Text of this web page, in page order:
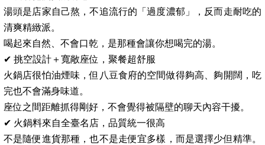
湯頭是店家自己熬，不追流行的「過度濃郁」，反而走耐吃的
清爽精緻派。
喝起來自然、不會口乾，是那種會讓你想喝完的湯。
✔ 挑空設計＋寬敞座位，聚餐超舒服
火鍋店很怕油煙味，但八豆食府的空間做得夠高、夠開闊，吃
完也不會滿身味道。
座位之間距離抓得剛好，不會覺得被隔壁的聊天內容干擾。
✔ 火鍋料來自全臺名店，品質統一很高
不是隨便進貨那種，也不是走便宜多樣，而是選擇少但精準。